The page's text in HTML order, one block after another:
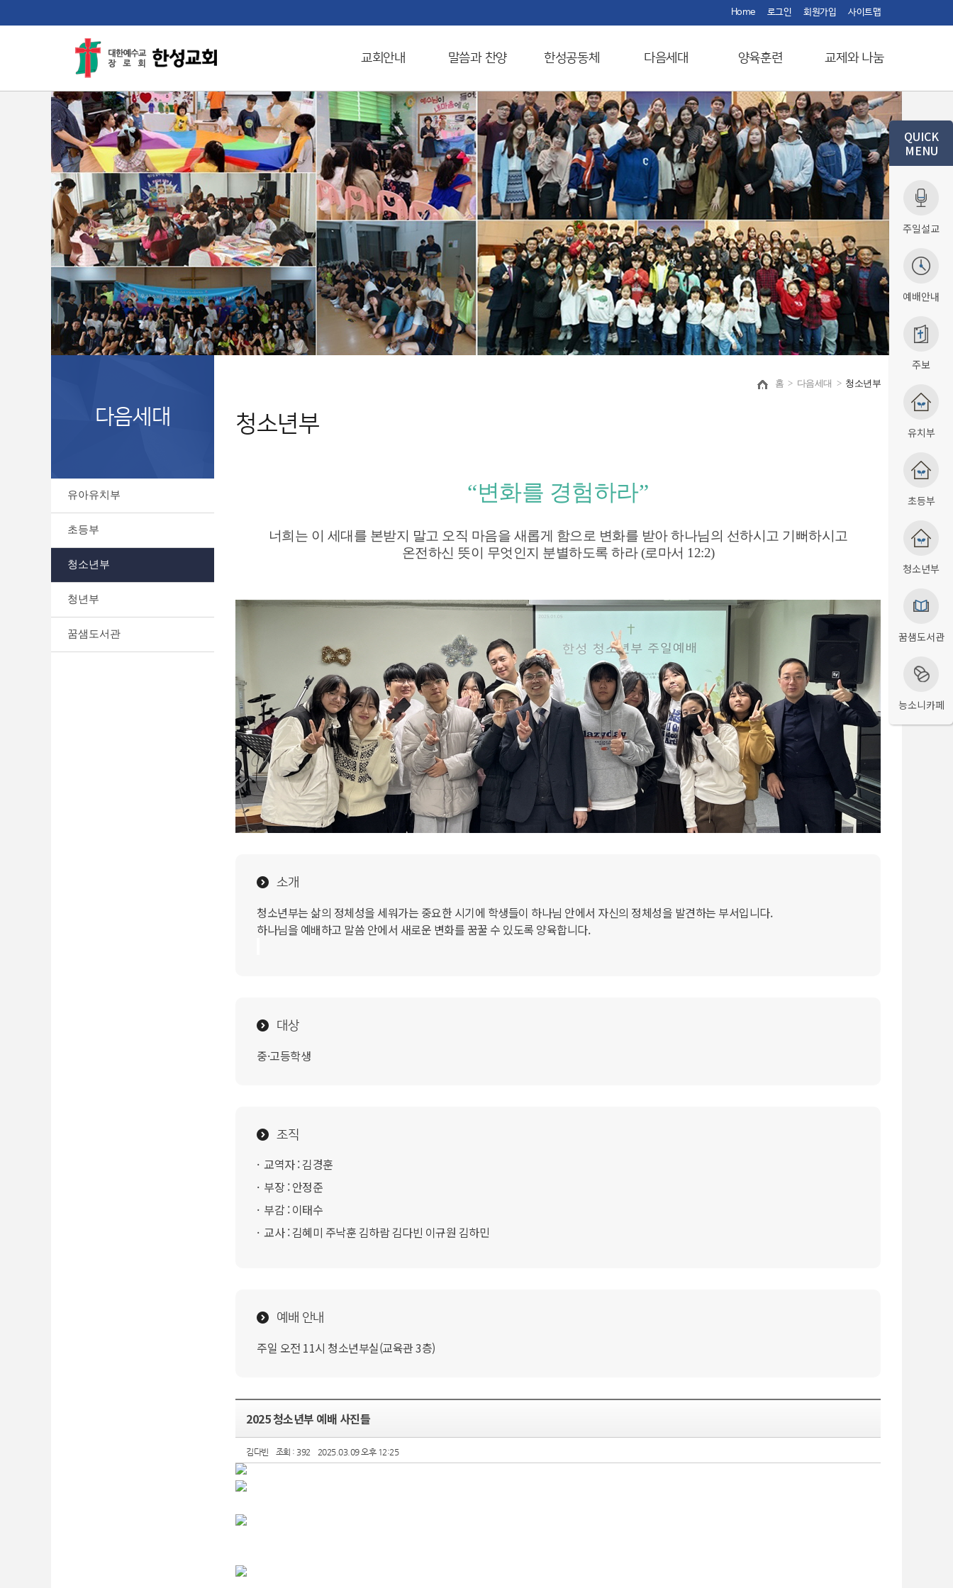
Home 로그인 회원가입 사이트맵
교회안내 말씀과 찬양 한성공동체 다음세대 양육훈련 교제와 나눔
다음세대
유아유치부
초등부
청소년부
청년부
꿈샘도서관
홈 > 다음세대 > 청소년부
청소년부
“변화를 경험하라”
너희는 이 세대를 본받지 말고 오직 마음을 새롭게 함으로 변화를 받아 하나님의 선하시고 기뻐하시고
온전하신 뜻이 무엇인지 분별하도록 하라 (로마서 12:2)
소개
청소년부는 삶의 정체성을 세워가는 중요한 시기에 학생들이 하나님 안에서 자신의 정체성을 발견하는 부서입니다.
하나님을 예배하고 말씀 안에서 새로운 변화를 꿈꿀 수 있도록 양육합니다.
대상
중·고등학생
조직
교역자 : 김경훈
부장 : 안정준
부감 : 이태수
교사 : 김혜미 주낙훈 김하람 김다빈 이규원 김하민
예배 안내
주일 오전 11시 청소년부실(교육관 3층)
2025 청소년부 예배 사진들
김다빈 조회 : 392 2025.03.09 오후 12:25
QUICK
MENU
주일설교
예배안내
주보
유치부
초등부
청소년부
꿈샘도서관
능소니카페